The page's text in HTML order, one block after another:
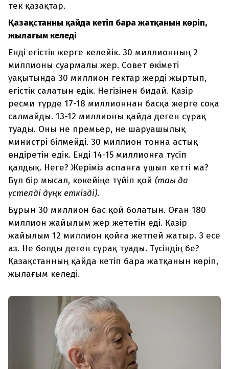
тек қазақтар.
Қазақстанның қайда кетіп бара жатқанын көріп,
жылағым келеді
Енді егістік жерге келейік. 30 миллионның 2
миллионы суармалы жер. Совет өкіметі
уақытында 30 миллион гектар жерді жыртып,
егістік салатын едік. Негізінен бидай. Қазір
ресми түрде 17-18 миллионнан басқа жерге соқа
салмайды. 13-12 миллионы қайда деген сұрақ
туады. Оны не премьер, не шаруашылық
министрі білмейді. 30 миллион тонна астық
өндіретін едік. Енді 14-15 миллионға түсіп
қалдық. Неге? Жеріміз аспанға ұшып кетті ма?
Бұл бір мысал, көкейіңе түйіп қой (тағы да
үстелді дүңк еткізді).
Бұрын 30 миллион бас қой болатын. Оған 180
миллион жайылым жер жететін еді. Қазір
жайылым 12 миллион қойға жетпей жатыр. 3 есе
аз. Не болды деген сұрақ туады. Түсіндің бе?
Қазақстанның қайда кетіп бара жатқанын көріп,
жылағым келеді.